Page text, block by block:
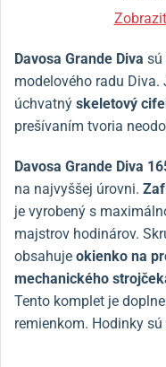
Davosa Grande Diva sú
modelového radu Diva.
úchvatný skeletový
prešívaním tvoria
Davosa Grande Diva
na najvyššej úrovni.
je vyrobený s
majstrov hodinárov.
obsahuje okienko na
mechanického
Tento komplet je
remienkom. Hodinky